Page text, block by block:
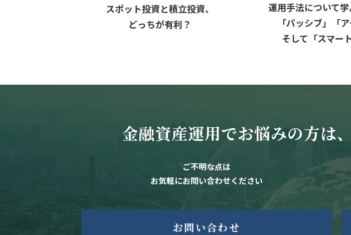
スポット投資と積立投資、
どっちが有利？
運用手法について学
「パッシブ」「ア
そして「スマー
金融資産運用でお悩みの方は
ご不明な点は
お気軽にお問い合わせください
お問い合わせ